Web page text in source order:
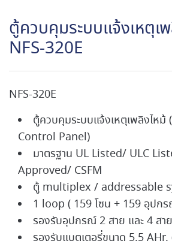
ตู้ควบคุมระบบแจ้งเหตุเ
NFS-320E
NFS-320E
ตู้ควบคุมระบบแจ้งเหตุเพลิงไห
Control Panel)
มาตรฐาน UL Listed/ ULC
Approved/ CSFM
ตู้ multiplex / addressable
1 loop ( 159 โซน + 159 อุปก
รองรับอุปกรณ์ 2 สาย และ 4 สาย
รองรับแบตเตอรี่ขนาด 5.5